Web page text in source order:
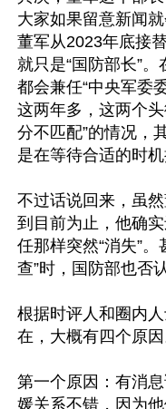
大家如果留意新闻
董军从2023年底接
就只是“国防部长”
都会兼任“中央军委
这两年多，这两个
分不匹配”的情况，
是在等待合适的时机
不过话说回来，虽
到目前为止，他确
任那样突然“消失”
查”时，国防部也否
根据时评人和圈内
在，大概有四个原因
第一个原因：有消
媛关系不错，因为